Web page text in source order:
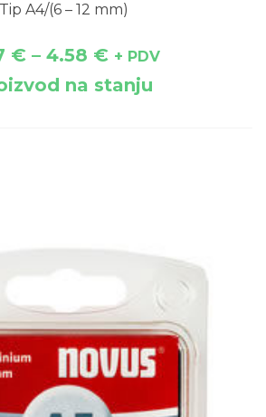
Tip A4/(6 – 12 mm)
€– 4.58 € + PDV
na stanju